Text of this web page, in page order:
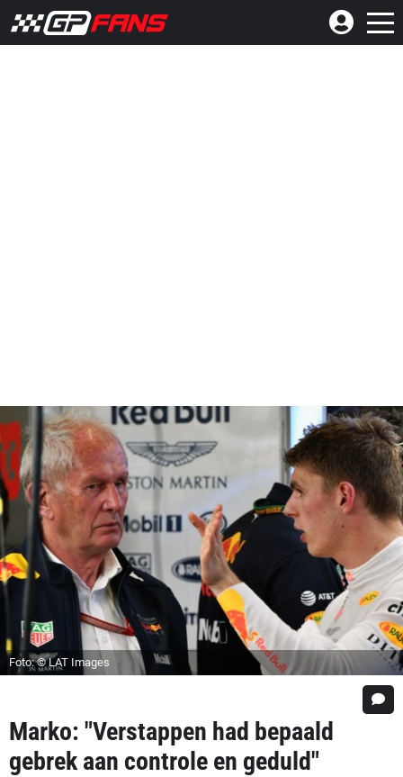
Foto: © LAT Images
Marko: "Verstappen had bepaald
gebrek aan controle en geduld"